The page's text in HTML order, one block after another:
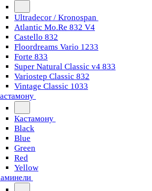
Ultradecor / Kronospan
Atlantic Mo.Re 832 V4
Castello 832
Floordreams Vario 1233
Forte 833
Super Natural Classic v4 833
Variostep Classic 832
Vintage Classic 1033
Кастамону
Black
Blue
Green
Red
Yellow